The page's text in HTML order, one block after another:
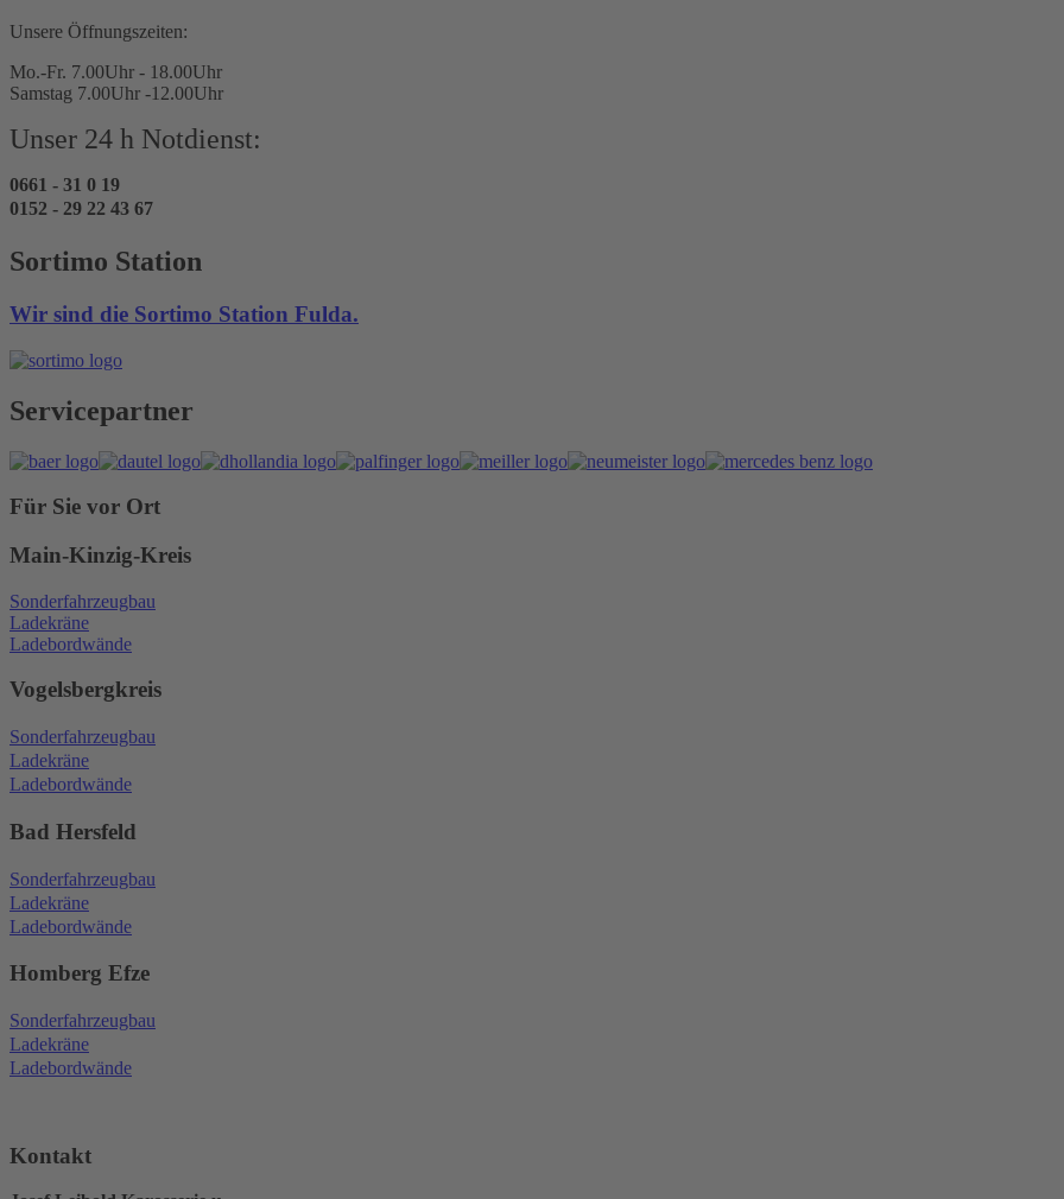
Unsere Öffnungszeiten:
Mo.-Fr. 7.00Uhr - 18.00Uhr
Samstag 7.00Uhr -12.00Uhr
Unser 24 h Notdienst:
0661 - 31 0 19
0152 - 29 22 43 67
Sortimo Station
Wir sind die Sortimo Station Fulda.
Servicepartner
Für Sie vor Ort
Main-Kinzig-Kreis
Sonderfahrzeugbau
Ladekräne
Ladebordwände
Vogelsbergkreis
Sonderfahrzeugbau
Ladekräne
Ladebordwände
Bad Hersfeld
Sonderfahrzeugbau
Ladekräne
Ladebordwände
Homberg Efze
Sonderfahrzeugbau
Ladekräne
Ladebordwände
Kontakt